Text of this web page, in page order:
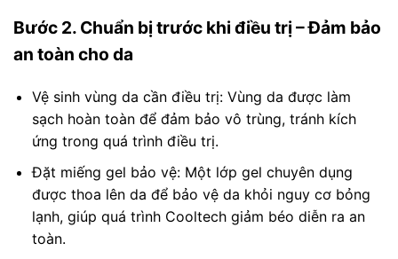
Bước 2. Chuẩn bị trước khi điều trị – Đảm bảo
an toàn cho da
Vệ sinh vùng da cần điều trị: Vùng da được làm
sạch hoàn toàn để đảm bảo vô trùng, tránh kích
ứng trong quá trình điều trị.
Đặt miếng gel bảo vệ: Một lớp gel chuyên dụng
được thoa lên da để bảo vệ da khỏi nguy cơ bỏng
lạnh, giúp quá trình Cooltech giảm béo diễn ra an
toàn.